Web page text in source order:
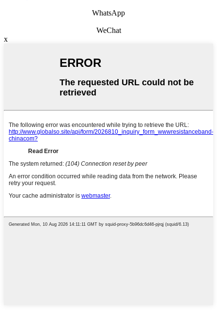
WhatsApp
WeChat
x